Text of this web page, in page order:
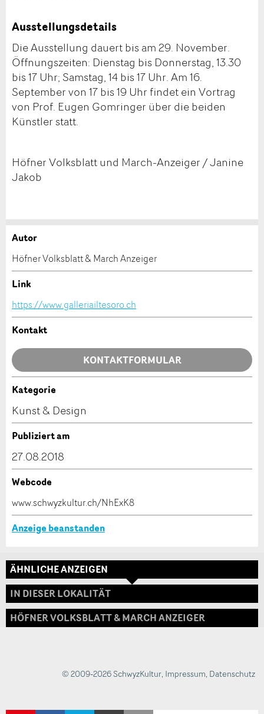
Ausstellungsdetails
Die Ausstellung dauert bis am 29. November.
Öffnungszeiten: Dienstag bis Donnerstag, 13.30
bis 17 Uhr; Samstag, 14 bis 17 Uhr. Am 16.
September von 17 bis 19 Uhr findet ein Vortrag
von Prof. Eugen Gomringer über die beiden
Künstler statt.
Höfner Volksblatt und March-Anzeiger / Janine
Jakob
Anzeige beanstanden
Ihr Feedback wird sehr geschätzt!
Allgemeines Feedback
Anzeige nicht mehr gültig
Nachricht
* Eingabe erforderlich
Zur Qualitätssicherung wird eine Kopie der E-Mail
an guidle übermittelt.
Anzeige weiterempfehlen
Empfehlen Sie diese Anzeige an Freunde weiter.
* Eingabe erforderlich
ANZEIGE WEITEREMPFEHLEN
Schliessen
Autor
Höfner Volksblatt & March Anzeiger
Link
https://www.galleriailtesoro.ch
Kontakt
KONTAKTFORMULAR
Kontakt
Verfassen Sie eine Nachricht für die Kontaktpersonen
Adresse
Kategorie
Kunst & Design
Publiziert am
27.08.2018
Webcode
www.schwyzkultur.ch/NhExK8
Anzeige beanstanden
ÄHNLICHE ANZEIGEN
IN DIESER LOKALITÄT
HÖFNER VOLKSBLATT & MARCH ANZEIGER
© 2009-2026 SchwyzKultur, Impressum, Datenschutz